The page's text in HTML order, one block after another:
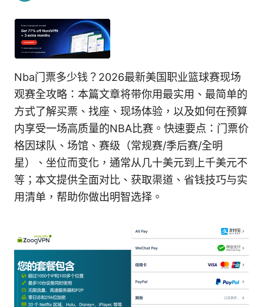
Nba门票多少钱？2026最新美国职业篮球赛现场
观赛全攻略：本篇文章将带你用最实用、最简单的
方式了解买票、找座、现场体验，以及如何在预算
内享受一场高质量的NBA比赛。快速要点：门票价
格因球队、场馆、赛级（常规赛/季后赛/全明
星）、坐位而变化，通常从几十美元到上千美元不
等；本文提供全面对比、获取渠道、省钱技巧与实
用清单，帮助你做出明智选择。